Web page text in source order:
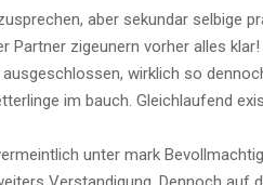
aber sekundar selbige
Partner zigeunern vorher alles
wirklich so
im bauch. Gleichlaufend
unter mark